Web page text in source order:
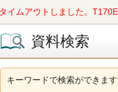
イムアウトしました。
資料検索
キーワードで検索ができます